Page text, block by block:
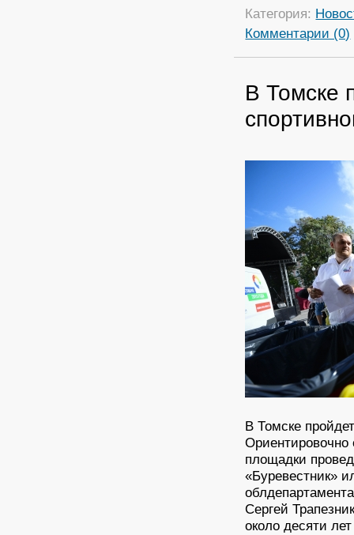
Категория:
Комментарии (0)
В Томске
В Томске
площадки
«Буревестник»
Сергей
около десяти